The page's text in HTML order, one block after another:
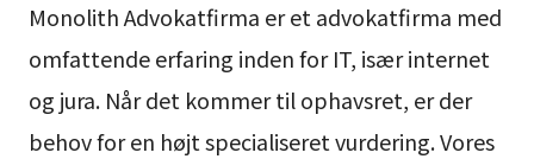
Monolith Advokatfirma er et advokatfirma med
omfattende erfaring inden for IT, især internet
og jura. Når det kommer til ophavsret, er der
behov for en højt specialiseret vurdering. Vores